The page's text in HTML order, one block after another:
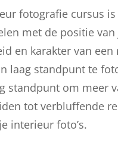
fotografie cursus
met de positie
en karakter van
laag standpunt te
standpunt om meer
tot verbluffende
interieur foto’s.